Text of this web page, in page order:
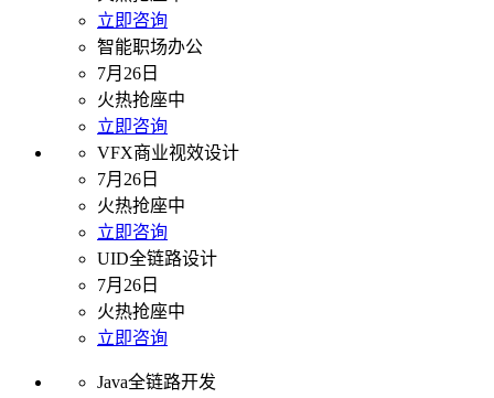
立即咨询
智能职场办公
7月26日
火热抢座中
立即咨询
VFX商业视效设计
7月26日
火热抢座中
立即咨询
UID全链路设计
7月26日
火热抢座中
立即咨询
Java全链路开发